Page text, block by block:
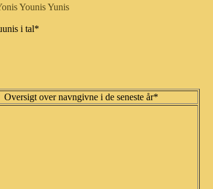
YounisYunis
i tal*
Oversigt over navngivne i de seneste år*